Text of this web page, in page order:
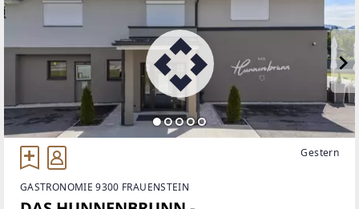
Gestern
GASTRONOMIE 9300 FRAUENSTEIN